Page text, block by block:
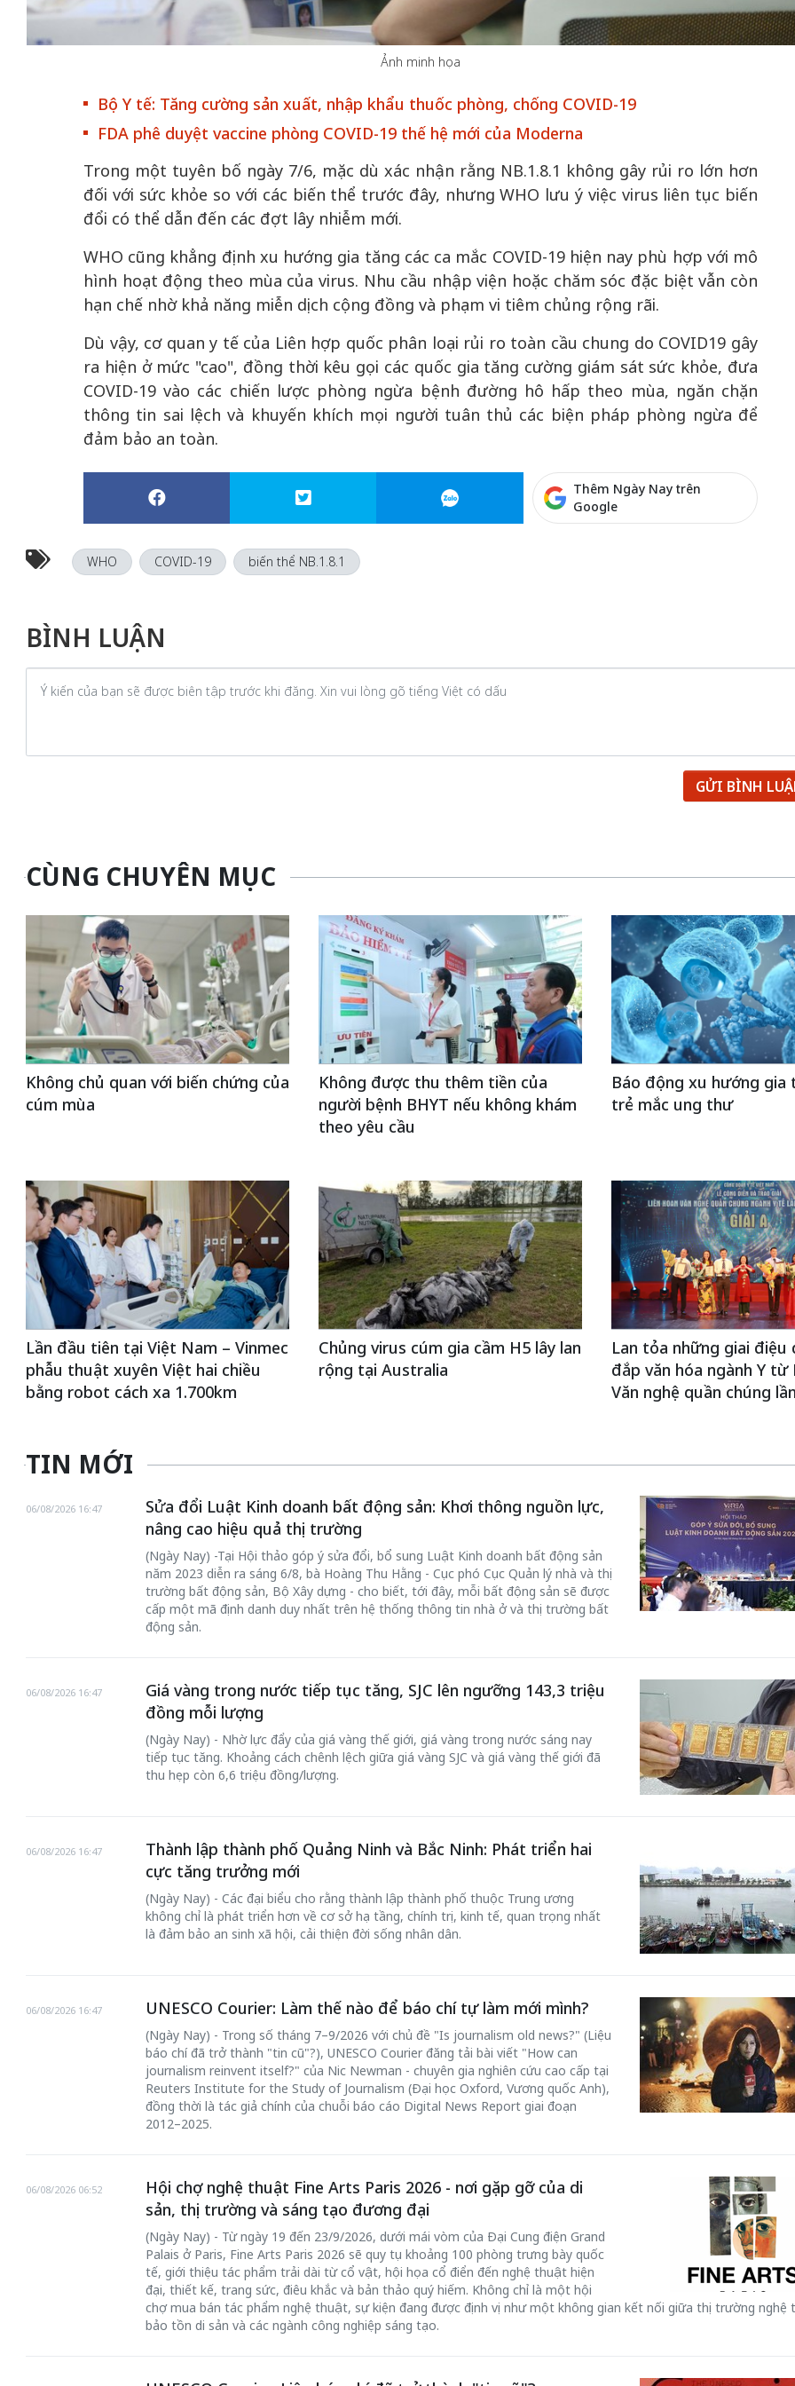
Ảnh minh họa
Bộ Y tế: Tăng cường sản xuất, nhập khẩu thuốc phòng, chống COVID-19
FDA phê duyệt vaccine phòng COVID-19 thế hệ mới của Moderna
Trong một tuyên bố ngày 7/6, mặc dù xác nhận rằng NB.1.8.1 không gây rủi ro lớn hơn
đối với sức khỏe so với các biến thể trước đây, nhưng WHO lưu ý việc virus liên tục biến
đổi có thể dẫn đến các đợt lây nhiễm mới.
WHO cũng khẳng định xu hướng gia tăng các ca mắc COVID-19 hiện nay phù hợp với mô
hình hoạt động theo mùa của virus. Nhu cầu nhập viện hoặc chăm sóc đặc biệt vẫn còn
hạn chế nhờ khả năng miễn dịch cộng đồng và phạm vi tiêm chủng rộng rãi.
Dù vậy, cơ quan y tế của Liên hợp quốc phân loại rủi ro toàn cầu chung do COVID19 gây
ra hiện ở mức "cao", đồng thời kêu gọi các quốc gia tăng cường giám sát sức khỏe, đưa
COVID-19 vào các chiến lược phòng ngừa bệnh đường hô hấp theo mùa, ngăn chặn
thông tin sai lệch và khuyến khích mọi người tuân thủ các biện pháp phòng ngừa để
đảm bảo an toàn.
Thêm Ngày Nay trên
Google
WHO COVID-19 biến thể NB.1.8.1
BÌNH LUẬN
GỬI BÌNH
Hà Nội vững bước vào
không gian phát triển
mới - Kỳ 5: Thủ đô qua
50 năm Việt Nam gia
nhập UNESCO: Khơi
nguồn nội lực văn hóa,
định hình vị thế kiến
tạo | Kỳ 4: Sáng kiến
50 năm Việt Nam gia
nguồn nội lực văn hóa,
định hình vị thế kiến
Việt Nam
định hình vị
tạo | Kỳ 1:
CÙNG CHUYÊN MỤC
Không chủ quan với biến chứng của
cúm mùa
Không được thu thêm tiền của
người bệnh BHYT nếu không khám
theo yêu cầu
Báo động xu hướng gia
trẻ mắc ung thư
Lần đầu tiên tại Việt Nam – Vinmec
phẫu thuật xuyên Việt hai chiều
bằng robot cách xa 1.700km
Chủng virus cúm gia cầm H5 lây lan
rộng tại Australia
Lan tỏa những giai điệu
đắp văn hóa ngành Y từ
Văn nghệ quần chúng
TIN MỚI
Sửa đổi Luật Kinh doanh bất động sản: Khơi thông nguồn lực,
nâng cao hiệu quả thị trường
06/08/2026 16:47
(Ngày Nay) -Tại Hội thảo góp ý sửa đổi, bổ sung Luật Kinh doanh bất động sản
năm 2023 diễn ra sáng 6/8, bà Hoàng Thu Hằng - Cục phó Cục Quản lý nhà và thị
trường bất động sản, Bộ Xây dựng - cho biết, tới đây, mỗi bất động sản sẽ được
cấp một mã định danh duy nhất trên hệ thống thông tin nhà ở và thị trường bất
động sản.
Giá vàng trong nước tiếp tục tăng, SJC lên ngưỡng 143,3 triệu
đồng mỗi lượng
06/08/2026 16:47
(Ngày Nay) - Nhờ lực đẩy của giá vàng thế giới, giá vàng trong nước sáng nay
tiếp tục tăng. Khoảng cách chênh lệch giữa giá vàng SJC và giá vàng thế giới đã
thu hẹp còn 6,6 triệu đồng/lượng.
Thành lập thành phố Quảng Ninh và Bắc Ninh: Phát triển hai
cực tăng trưởng mới
06/08/2026 16:47
(Ngày Nay) - Các đại biểu cho rằng thành lập thành phố thuộc Trung ương
không chỉ là phát triển hơn về cơ sở hạ tầng, chính trị, kinh tế, quan trọng nhất
là đảm bảo an sinh xã hội, cải thiện đời sống nhân dân.
UNESCO Courier: Làm thế nào để báo chí tự làm mới mình?
06/08/2026 16:47
(Ngày Nay) - Trong số tháng 7–9/2026 với chủ đề "Is journalism old news?" (Liệu
báo chí đã trở thành "tin cũ"?), UNESCO Courier đăng tải bài viết "How can
journalism reinvent itself?" của Nic Newman - chuyên gia nghiên cứu cao cấp tại
Reuters Institute for the Study of Journalism (Đại học Oxford, Vương quốc Anh),
đồng thời là tác giả chính của chuỗi báo cáo Digital News Report giai đoạn
2012–2025.
Hội chợ nghệ thuật Fine Arts Paris 2026 - nơi gặp gỡ của di
sản, thị trường và sáng tạo đương đại
06/08/2026 06:52
(Ngày Nay) - Từ ngày 19 đến 23/9/2026, dưới mái vòm của Đại Cung điện Grand
Palais ở Paris, Fine Arts Paris 2026 sẽ quy tụ khoảng 100 phòng trưng bày quốc
tế, giới thiệu tác phẩm trải dài từ cổ vật, hội họa cổ điển đến nghệ thuật hiện
đại, thiết kế, trang sức, điêu khắc và bản thảo quý hiếm. Không chỉ là một hội
chợ mua bán tác phẩm nghệ thuật, sự kiện đang được định vị như một không gian kết nối giữa thị trường nghệ
bảo tồn di sản và các ngành công nghiệp sáng tạo.